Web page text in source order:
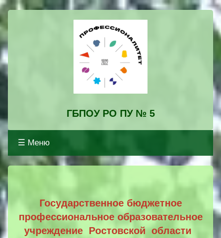
ГБПОУ РО ПУ № 5
Профессионалитет
☰ Меню
Государственное бюджетное
профессиональное образовательное
учреждение Ростовской области